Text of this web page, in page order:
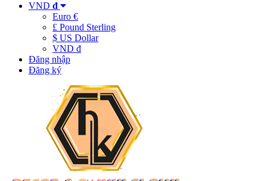
VND đ
Euro €
£ Pound Sterling
$ US Dollar
VND đ
Đăng nhập
Đăng ký